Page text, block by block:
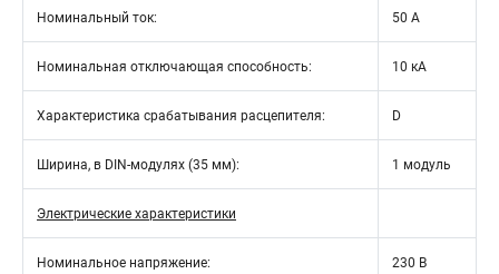
Номинальный ток: 50 А
Номинальная отключающая способность: 10 кА
Характеристика срабатывания расцепителя: D
Ширина, в DIN-модулях (35 мм): 1 модуль
Электрические характеристики
Номинальное напряжение: 230 В